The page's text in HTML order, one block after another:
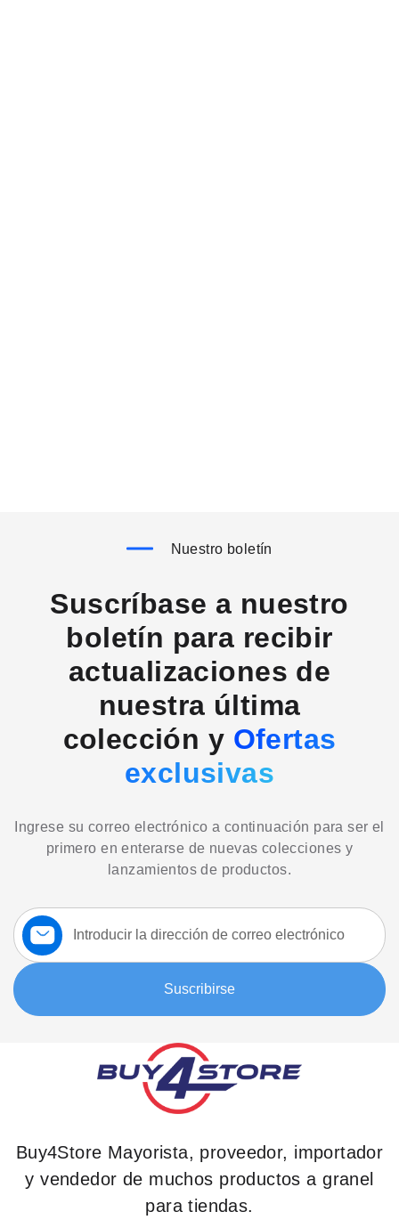
Nuestro boletín
Suscríbase a nuestro
boletín para recibir
actualizaciones de
nuestra última
colección y Ofertas
exclusivas
Ingrese su correo electrónico a continuación para ser el
primero en enterarse de nuevas colecciones y
lanzamientos de productos.
Suscríbase
a
nuestro
boletín:
Suscribirse
Buy4Store Mayorista, proveedor, importador
y vendedor de muchos productos a granel
para tiendas.